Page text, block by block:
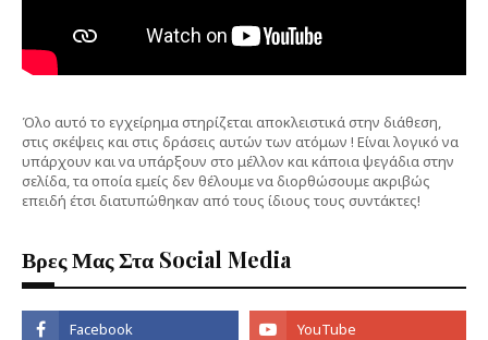
Όλο αυτό το εγχείρημα στηρίζεται αποκλειστικά στην διάθεση,
στις σκέψεις και στις δράσεις αυτών των ατόμων ! Είναι λογικό να
υπάρχουν και να υπάρξουν στο μέλλον και κάποια ψεγάδια στην
σελίδα, τα οποία εμείς δεν θέλουμε να διορθώσουμε ακριβώς
επειδή έτσι διατυπώθηκαν από τους ίδιους τους συντάκτες!
Βρες Μας Στα Social Media